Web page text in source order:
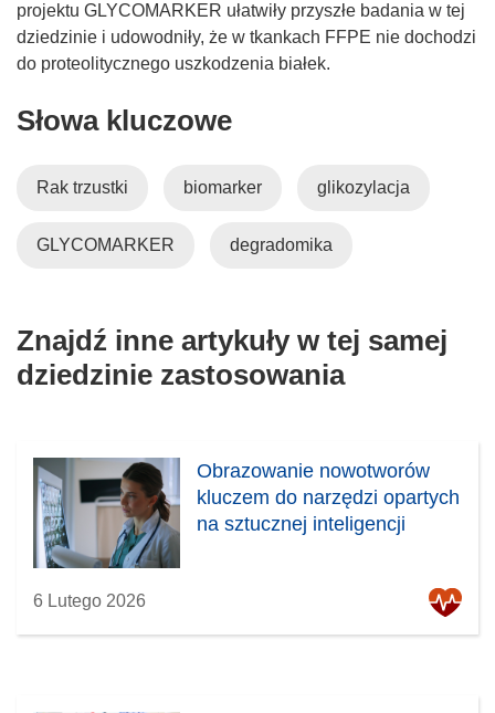
projektu GLYCOMARKER ułatwiły przyszłe badania w tej
dziedzinie i udowodniły, że w tkankach FFPE nie dochodzi
do proteolitycznego uszkodzenia białek.
Słowa kluczowe
Rak trzustki biomarker glikozylacja
GLYCOMARKER degradomika
Znajdź inne artykuły w tej samej
dziedzinie zastosowania
Obrazowanie nowotworów
kluczem do narzędzi opartych
na sztucznej inteligencji
6 Lutego 2026